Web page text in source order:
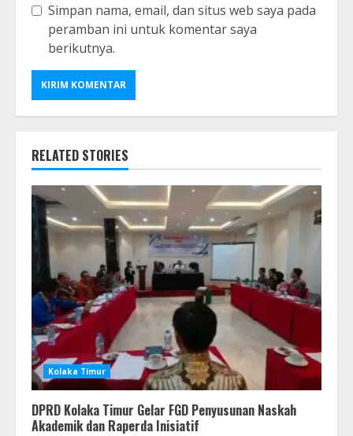
Simpan nama, email, dan situs web saya pada
peramban ini untuk komentar saya
berikutnya.
RELATED STORIES
Kolaka Timur
DPRD Kolaka Timur Gelar FGD Penyusunan Naskah
Akademik dan Raperda Inisiatif